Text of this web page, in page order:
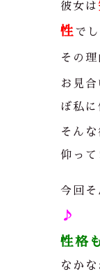
彼女は
性 で
その
お見
ぼ私
そん
仰って
今回
♪
性格
なか